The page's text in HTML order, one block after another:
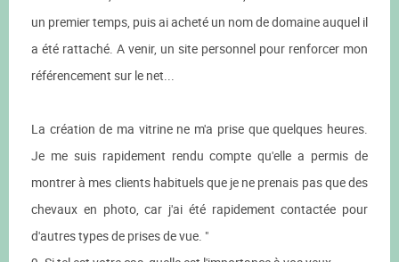
un premier temps, puis ai acheté un nom de domaine auquel il
a été rattaché. A venir, un site personnel pour renforcer mon
référencement sur le net...
La création de ma vitrine ne m'a prise que quelques heures.
Je me suis rapidement rendu compte qu'elle a permis de
montrer à mes clients habituels que je ne prenais pas que des
chevaux en photo, car j'ai été rapidement contactée pour
d'autres types de prises de vue. "